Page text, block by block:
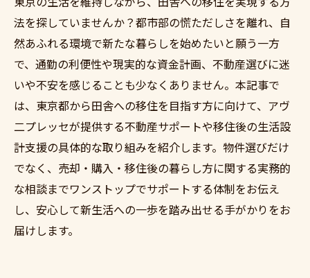
法を探していませんか？都市部の慌ただしさを離れ、自
然あふれる環境で新たな暮らしを始めたいと願う一方
で、通勤の利便性や現実的な資金計画、不動産選びに迷
いや不安を感じることも少なくありません。本記事で
は、東京都から田舎への移住を目指す方に向けて、アヴ
二プレッセが提供する不動産サポートや移住後の生活設
計支援の具体的な取り組みを紹介します。物件選びだけ
でなく、売却・購入・移住後の暮らし方に関する実務的
な相談までワンストップでサポートする体制をお伝え
し、安心して新生活への一歩を踏み出せる手がかりをお
届けします。